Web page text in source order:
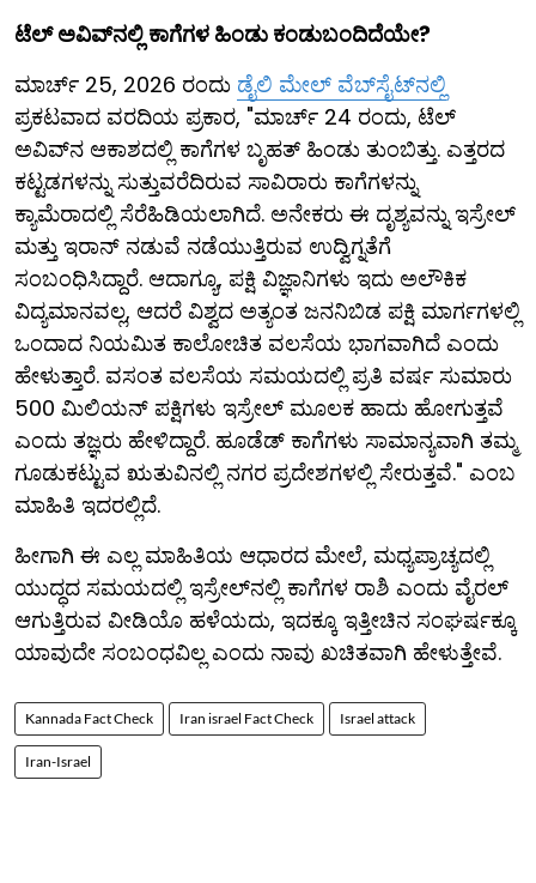
ಟೆಲ್ ಅವಿವ್‌ನಲ್ಲಿ ಕಾಗೆಗಳ ಹಿಂಡು ಕಂಡುಬಂದಿದೆಯೇ?
ಮಾರ್ಚ್ 25, 2026 ರಂದು ಡೈಲಿ ಮೇಲ್ ವೆಬ್‌ಸೈಟ್‌ನಲ್ಲಿ
ಪ್ರಕಟವಾದ ವರದಿಯ ಪ್ರಕಾರ, "ಮಾರ್ಚ್ 24 ರಂದು, ಟೆಲ್
ಅವಿವ್‌ನ ಆಕಾಶದಲ್ಲಿ ಕಾಗೆಗಳ ಬೃಹತ್ ಹಿಂಡು ತುಂಬಿತ್ತು. ಎತ್ತರದ
ಕಟ್ಟಡಗಳನ್ನು ಸುತ್ತುವರೆದಿರುವ ಸಾವಿರಾರು ಕಾಗೆಗಳನ್ನು
ಕ್ಯಾಮೆರಾದಲ್ಲಿ ಸೆರೆಹಿಡಿಯಲಾಗಿದೆ. ಅನೇಕರು ಈ ದೃಶ್ಯವನ್ನು ಇಸ್ರೇಲ್
ಮತ್ತು ಇರಾನ್ ನಡುವೆ ನಡೆಯುತ್ತಿರುವ ಉದ್ವಿಗ್ನತೆಗೆ
ಸಂಬಂಧಿಸಿದ್ದಾರೆ. ಆದಾಗ್ಯೂ, ಪಕ್ಷಿ ವಿಜ್ಞಾನಿಗಳು ಇದು ಅಲೌಕಿಕ
ವಿದ್ಯಮಾನವಲ್ಲ, ಆದರೆ ವಿಶ್ವದ ಅತ್ಯಂತ ಜನನಿಬಿಡ ಪಕ್ಷಿ ಮಾರ್ಗಗಳಲ್ಲಿ
ಒಂದಾದ ನಿಯಮಿತ ಕಾಲೋಚಿತ ವಲಸೆಯ ಭಾಗವಾಗಿದೆ ಎಂದು
ಹೇಳುತ್ತಾರೆ. ವಸಂತ ವಲಸೆಯ ಸಮಯದಲ್ಲಿ ಪ್ರತಿ ವರ್ಷ ಸುಮಾರು
500 ಮಿಲಿಯನ್ ಪಕ್ಷಿಗಳು ಇಸ್ರೇಲ್ ಮೂಲಕ ಹಾದು ಹೋಗುತ್ತವೆ
ಎಂದು ತಜ್ಞರು ಹೇಳಿದ್ದಾರೆ. ಹೂಡೆಡ್ ಕಾಗೆಗಳು ಸಾಮಾನ್ಯವಾಗಿ ತಮ್ಮ
ಗೂಡುಕಟ್ಟುವ ಋತುವಿನಲ್ಲಿ ನಗರ ಪ್ರದೇಶಗಳಲ್ಲಿ ಸೇರುತ್ತವೆ." ಎಂಬ
ಮಾಹಿತಿ ಇದರಲ್ಲಿದೆ.
ಹೀಗಾಗಿ ಈ ಎಲ್ಲ ಮಾಹಿತಿಯ ಆಧಾರದ ಮೇಲೆ, ಮಧ್ಯಪ್ರಾಚ್ಯದಲ್ಲಿ
ಯುದ್ಧದ ಸಮಯದಲ್ಲಿ ಇಸ್ರೇಲ್​ನಲ್ಲಿ ಕಾಗೆಗಳ ರಾಶಿ ಎಂದು ವೈರಲ್
ಆಗುತ್ತಿರುವ ವೀಡಿಯೊ ಹಳೆಯದು, ಇದಕ್ಕೂ ಇತ್ತೀಚಿನ ಸಂಘರ್ಷಕ್ಕೂ
ಯಾವುದೇ ಸಂಬಂಧವಿಲ್ಲ ಎಂದು ನಾವು ಖಚಿತವಾಗಿ ಹೇಳುತ್ತೇವೆ.
Kannada Fact Check Iran israel Fact Check Israel attack
Iran-Israel